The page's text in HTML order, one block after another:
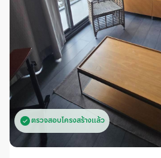
ตรวจสอบโครงสร้างแล้ว